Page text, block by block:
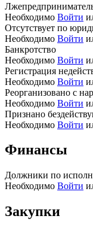
Необходимо Войти
Отсутствует по
Необходимо Войти
Банкротство
Необходимо Войти
Регистрация
Необходимо Войти
Реорганизовано с
Необходимо Войти
Признано
Необходимо Войти
Финансы
Должники по
Необходимо Войти
Закупки